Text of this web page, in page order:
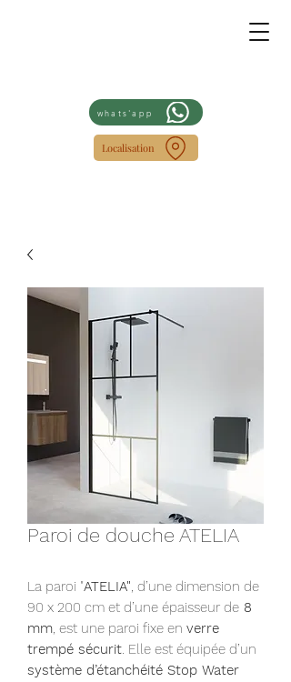
whats'app
Localisation
Paroi de douche ATELIA
La paroi "ATELIA", d’une dimension de
90 x 200 cm et d’une épaisseur de 8
mm, est une paroi fixe en verre
trempé sécurit. Elle est équipée d’un
système d’étanchéité Stop Water